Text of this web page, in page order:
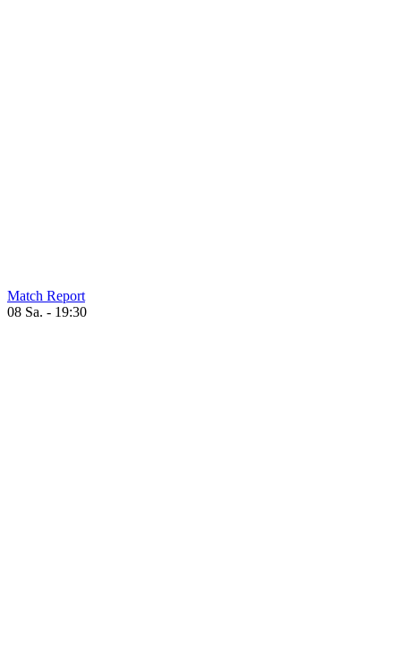
Match Report
08 Sa. - 19:30